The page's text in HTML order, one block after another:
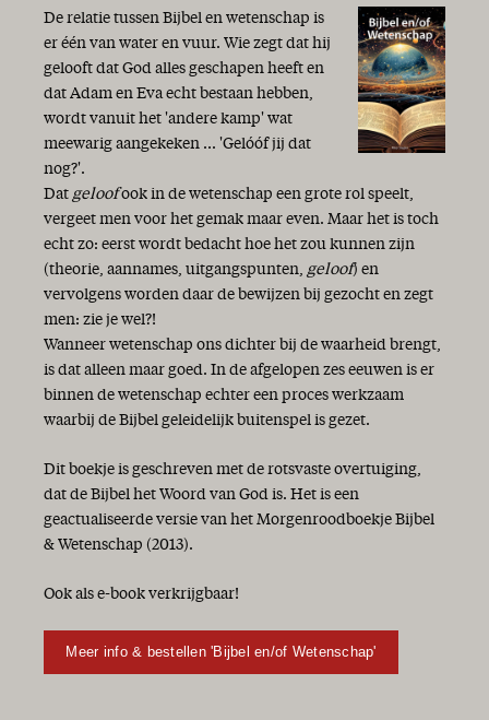
De relatie tussen Bijbel en wetenschap is
er één van water en vuur. Wie zegt dat hij
gelooft dat God alles geschapen heeft en
dat Adam en Eva echt bestaan hebben,
wordt vanuit het 'andere kamp' wat
meewarig aangekeken ... 'Gelóóf jij dat
nog?'.
Dat geloofook in de wetenschap een grote rol speelt,
vergeet men voor het gemak maar even. Maar het is toch
echt zo: eerst wordt bedacht hoe het zou kunnen zijn
(theorie, aannames, uitgangspunten, geloof) en
vervolgens worden daar de bewijzen bij gezocht en zegt
men: zie je wel?!
Wanneer wetenschap ons dichter bij de waarheid brengt,
is dat alleen maar goed. In de afgelopen zes eeuwen is er
binnen de wetenschap echter een proces werkzaam
waarbij de Bijbel geleidelijk buitenspel is gezet.
Dit boekje is geschreven met de rotsvaste overtuiging,
dat de Bijbel het Woord van God is. Het is een
geactualiseerde versie van het Morgenroodboekje Bijbel
& Wetenschap (2013).
Ook als e-book verkrijgbaar!
Meer info & bestellen 'Bijbel en/of Wetenschap'